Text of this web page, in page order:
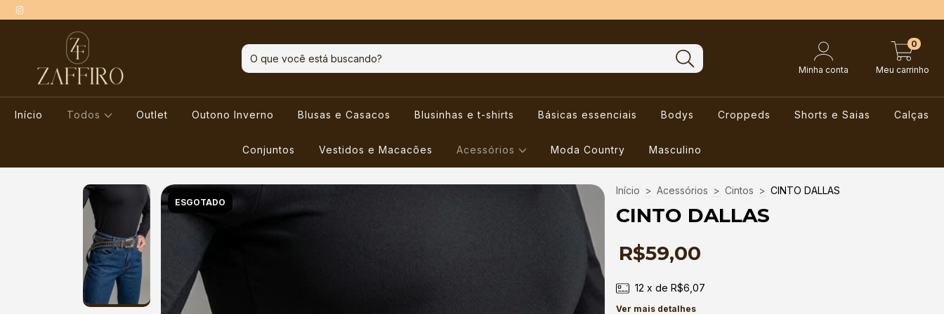
Minha conta Meu carrinho
0
Início Todos Outlet Outono Inverno Blusas e Casacos Blusinhas e t-shirts Básicas essenciais Bodys Croppeds Shorts e Saias Calças
Conjuntos Vestidos e Macacões Acessórios Moda Country Masculino
ESGOTADO
Início > Acessórios > Cintos > CINTO DALLAS
CINTO DALLAS
R$59,00
12 x de R$6,07
Ver mais detalhes